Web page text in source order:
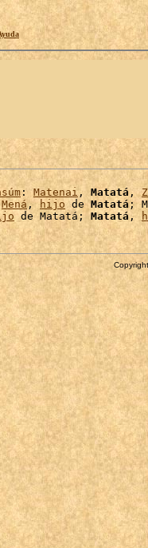
: Matenai , Matatá ,
Mená , hijo de Matatá ;
de Matatá; Matatá ,